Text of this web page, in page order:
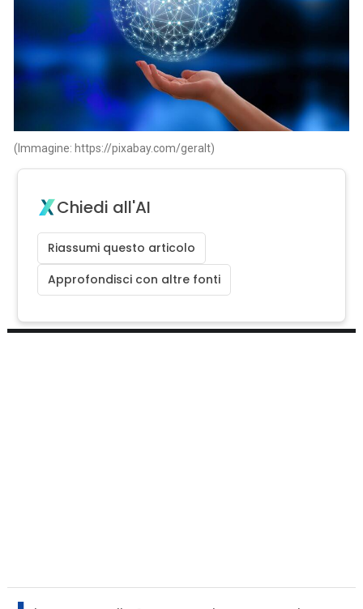
(Immagine: https://pixabay.com/geralt)
Chiedi all'AI
Riassumi questo articolo
Approfondisci con altre fonti